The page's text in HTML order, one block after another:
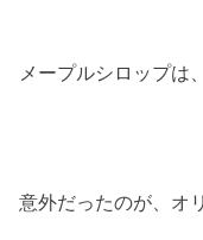
メープルシロップは
意外だったのが、オ